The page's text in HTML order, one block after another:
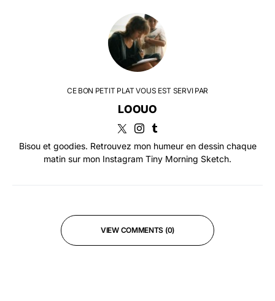
CE BON PETIT PLAT VOUS EST SERVI PAR
LOOUO
Bisou et goodies. Retrouvez mon humeur en dessin chaque
matin sur mon Instagram Tiny Morning Sketch.
VIEW COMMENTS (0)